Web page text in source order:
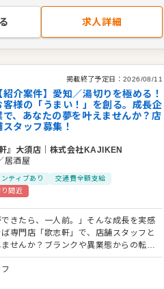
ンスがあります。店長昇格後も、
発など多彩なキャリアパスが豊富で
求人詳細
掲載終了予定日： 2026/08/11
紹介案件】愛知／湯切りを極める！
客様の「うまい！」を創る。成長企
で、あなたの夢を叶えませんか？店
スタッフ募集！
』大須店
株式会社KAJIKEN
居酒屋
ティブあり
交通費全額支給
間近
できたら、一人前。」そんな成長を実感
専門店「歌志軒」で、店舗スタッフと
ませんか？ブランクや異業態からの転職
フォローがあるのでご安心ください。
ールでの接客・提供・洗い物からスタ